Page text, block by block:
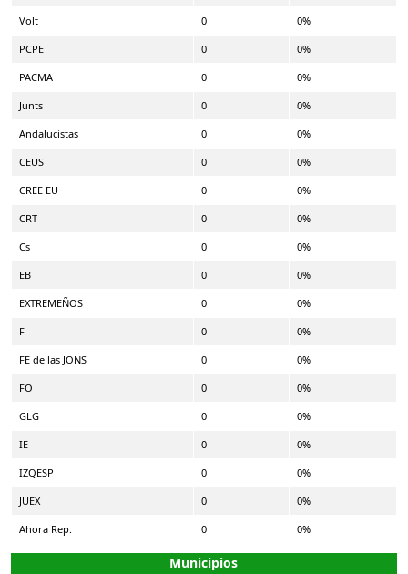
Volt 0 0%
PCPE 0 0%
PACMA 0 0%
Junts 0 0%
Andalucistas 0 0%
CEUS 0 0%
CREE EU 0 0%
CRT 0 0%
Cs 0 0%
EB 0 0%
EXTREMEÑOS 0 0%
F 0 0%
FE de las JONS 0 0%
FO 0 0%
GLG 0 0%
IE 0 0%
IZQESP 0 0%
JUEX 0 0%
Ahora Rep. 0 0%
Municipios